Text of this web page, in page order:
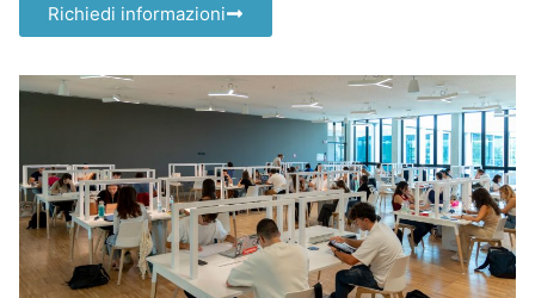
Richiedi informazioni